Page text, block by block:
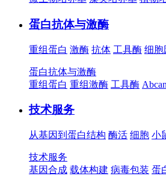
蛋白抗体与激酶
重组蛋白 激酶 抗体 工具酶 细胞
蛋白抗体与激酶
重组蛋白 重组激酶 工具酶
技术服务
从基因到蛋白结构 酶活 细胞 小
技术服务
基因合成 载体构建 病毒包装 蛋